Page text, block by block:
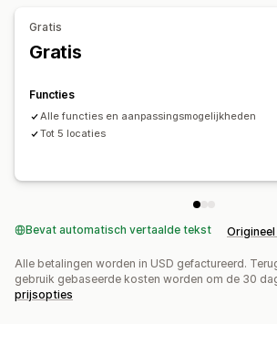
Meerdere locaties
Mobiel responsief
Zoeken en filteren
Locatie zoeken
Product zoeken
Tagging
Automatisch aanvullen
Analytics
Gratis
Gratis
Functies
Alle functies en aanpassingsmogelijkheden
Tot 5 locaties
Bevat automatisch vertaalde tekst
Alle betalingen worden in USD gefactureerd.
gebruik gebaseerde kosten worden om de 30
prijsopties